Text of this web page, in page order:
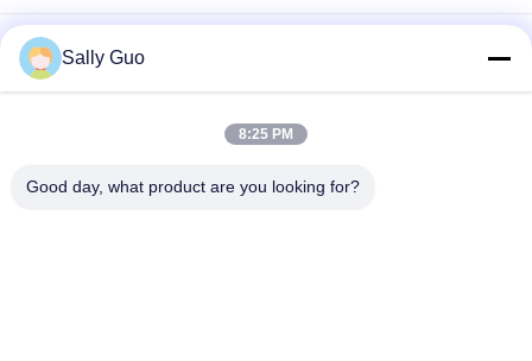
VRLA에 유사한 깊은 원형 태양 Lifepo4 건전지 12V 200AH
백업과 태양 광선 리드 산 대체를 위한 7.2Ah 12V LifePO4 건전지
Sally Guo
8:25 PM
Good day, what product are you looking for?